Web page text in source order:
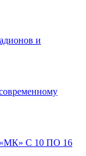
и
С 10 ПО 16